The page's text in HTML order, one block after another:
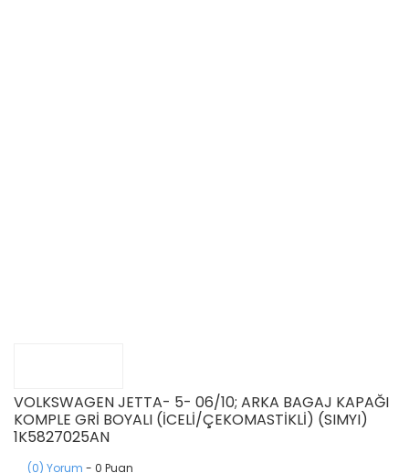
VOLKSWAGEN JETTA- 5- 06/10; ARKA BAGAJ KAPAĞI
KOMPLE GRİ BOYALI (İCELİ/ÇEKOMASTİKLİ) (SIMYI)
1K5827025AN
(0) Yorum - 0 Puan